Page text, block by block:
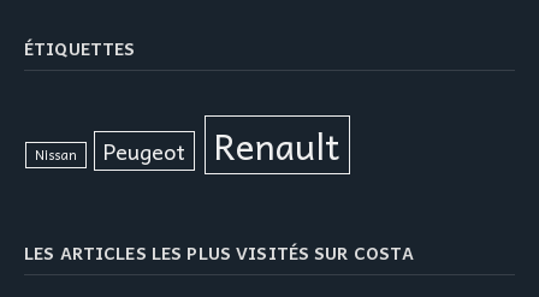
ÉTIQUETTES
Nissan Peugeot Renault
LES ARTICLES LES PLUS VISITÉS SUR COSTA